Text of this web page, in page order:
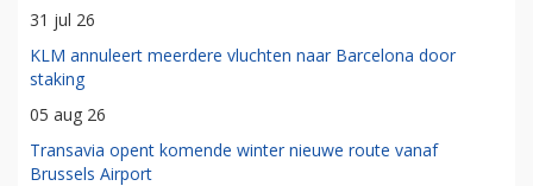
31 jul 26
KLM annuleert meerdere vluchten naar Barcelona door
staking
05 aug 26
Transavia opent komende winter nieuwe route vanaf
Brussels Airport